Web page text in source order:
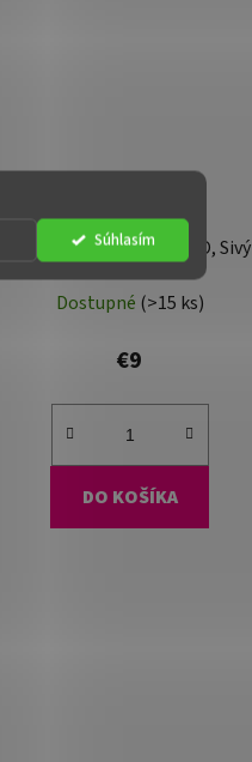
Súhlasím
Kôš na bielizeň - DARILO, Sivý
Dostupné (>15 ks)
€9
DO KOŠÍKA